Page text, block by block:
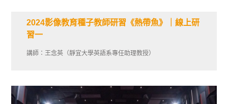
2024影像教育種子教師研習《熱帶魚》｜線上研
習一
講師：王念英（靜宜大學英語系專任助理教授）